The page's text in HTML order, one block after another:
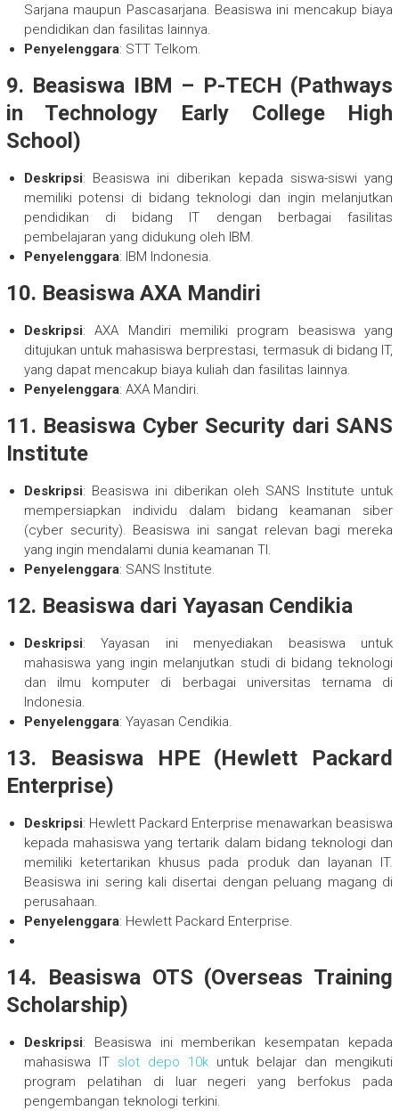
Sarjana maupun Pascasarjana. Beasiswa ini mencakup biaya
pendidikan dan fasilitas lainnya.
Penyelenggara: STT Telkom.
9. Beasiswa IBM – P-TECH (Pathways
in Technology Early College High
School)
Deskripsi: Beasiswa ini diberikan kepada siswa-siswi yang
memiliki potensi di bidang teknologi dan ingin melanjutkan
pendidikan di bidang IT dengan berbagai fasilitas
pembelajaran yang didukung oleh IBM.
Penyelenggara: IBM Indonesia.
10. Beasiswa AXA Mandiri
Deskripsi: AXA Mandiri memiliki program beasiswa yang
ditujukan untuk mahasiswa berprestasi, termasuk di bidang IT,
yang dapat mencakup biaya kuliah dan fasilitas lainnya.
Penyelenggara: AXA Mandiri.
11. Beasiswa Cyber Security dari SANS
Institute
Deskripsi: Beasiswa ini diberikan oleh SANS Institute untuk
mempersiapkan individu dalam bidang keamanan siber
(cyber security). Beasiswa ini sangat relevan bagi mereka
yang ingin mendalami dunia keamanan TI.
Penyelenggara: SANS Institute.
12. Beasiswa dari Yayasan Cendikia
Deskripsi: Yayasan ini menyediakan beasiswa untuk
mahasiswa yang ingin melanjutkan studi di bidang teknologi
dan ilmu komputer di berbagai universitas ternama di
Indonesia.
Penyelenggara: Yayasan Cendikia.
13. Beasiswa HPE (Hewlett Packard
Enterprise)
Deskripsi: Hewlett Packard Enterprise menawarkan beasiswa
kepada mahasiswa yang tertarik dalam bidang teknologi dan
memiliki ketertarikan khusus pada produk dan layanan IT.
Beasiswa ini sering kali disertai dengan peluang magang di
perusahaan.
Penyelenggara: Hewlett Packard Enterprise.
14. Beasiswa OTS (Overseas Training
Scholarship)
Deskripsi: Beasiswa ini memberikan kesempatan kepada
mahasiswa IT slot depo 10k untuk belajar dan mengikuti
program pelatihan di luar negeri yang berfokus pada
pengembangan teknologi terkini.